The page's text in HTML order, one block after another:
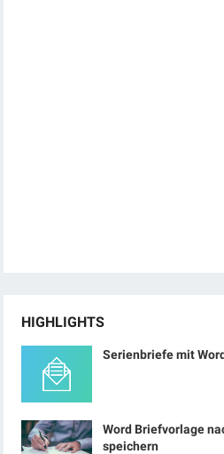
HIGHLIGHTS
Serienbriefe mit
Word Briefvorlage
speichern